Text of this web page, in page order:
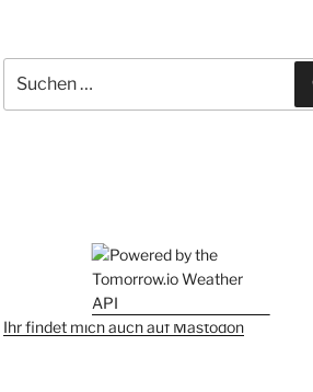
nach:
Ihr findet mich auch auf Mastodon